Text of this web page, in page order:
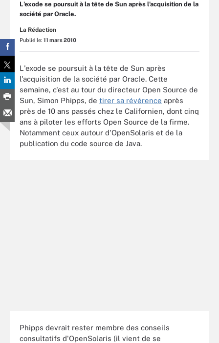
L'exode se poursuit à la tête de Sun après l'acquisition de la
société par Oracle.
La Rédaction
Publié le: 11 mars 2010
L'exode se poursuit à la tête de Sun après
l'acquisition de la société par Oracle. Cette
semaine, c'est au tour du directeur Open Source de
Sun, Simon Phipps, de tirer sa révérence après
près de 10 ans passés chez le Californien, dont cinq
ans à piloter les efforts Open Source de la firme.
Notamment ceux autour d'OpenSolaris et de la
publication du code source de Java.
Phipps devrait rester membre des conseils
consultatifs d'OpenSolaris (il vient de se